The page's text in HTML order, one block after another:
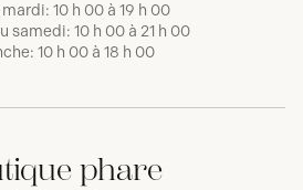
mardi: 10 h 00 à 19 h 00
samedi: 10 h 00 à 21 h 00
10 h 00 à 18 h 00
phare